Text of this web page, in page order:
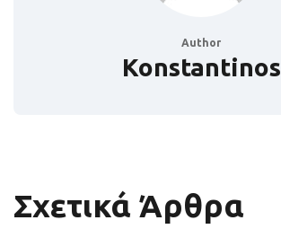
Author
Konstantinos
Σχετικά Άρθρα